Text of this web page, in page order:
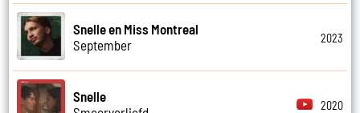
Snelle en Miss Montreal
September
2023
Snelle
2020